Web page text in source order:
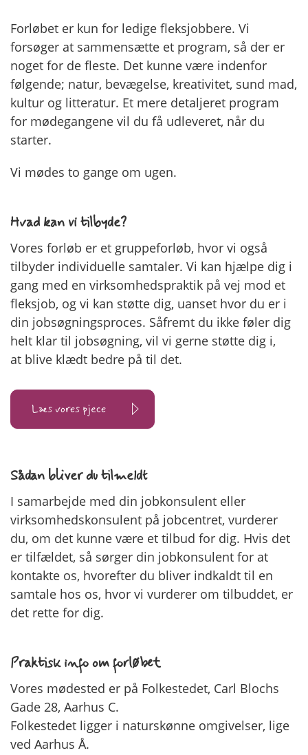
Forløbet er kun for ledige fleksjobbere. Vi
forsøger at sammensætte et program, så der er
noget for de fleste. Det kunne være indenfor
følgende; natur, bevægelse, kreativitet, sund mad,
kultur og litteratur. Et mere detaljeret program
for mødegangene vil du få udleveret, når du
starter.
Vi mødes to gange om ugen.
Hvad kan vi tilbyde?
Vores forløb er et gruppeforløb, hvor vi også
tilbyder individuelle samtaler. Vi kan hjælpe dig i
gang med en virksomhedspraktik på vej mod et
fleksjob, og vi kan støtte dig, uanset hvor du er i
din jobsøgningsproces. Såfremt du ikke føler dig
helt klar til jobsøgning, vil vi gerne støtte dig i,
at blive klædt bedre på til det.
Læs vores pjece
Sådan bliver du tilmeldt
I samarbejde med din jobkonsulent eller
virksomhedskonsulent på jobcentret, vurderer
du, om det kunne være et tilbud for dig. Hvis det
er tilfældet, så sørger din jobkonsulent for at
kontakte os, hvorefter du bliver indkaldt til en
samtale hos os, hvor vi vurderer om tilbuddet, er
det rette for dig.
Praktisk info om forløbet
Vores mødested er på Folkestedet, Carl Blochs
Gade 28, Aarhus C.
Folkestedet ligger i naturskønne omgivelser, lige
ved Aarhus Å.